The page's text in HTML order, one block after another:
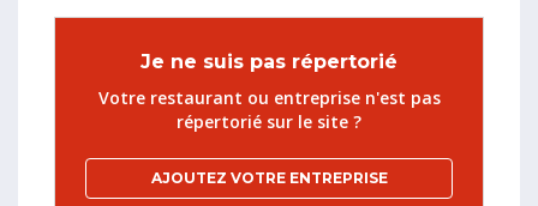
Je ne suis pas répertorié
Votre restaurant ou entreprise n'est pas
répertorié sur le site ?
AJOUTEZ VOTRE ENTREPRISE